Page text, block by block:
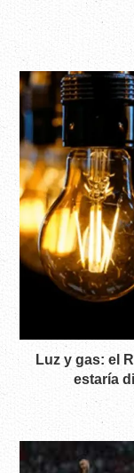
Luz y gas: el
estaría